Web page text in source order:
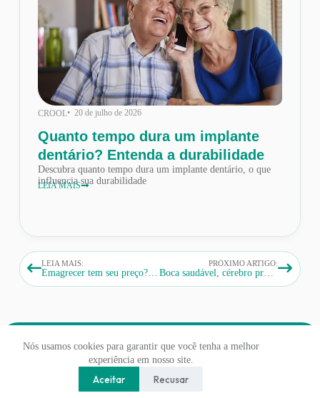
Nós usamos cookies para garantir que você tenha a melhor
experiência em nosso site.
Aceitar Recusar
CROOL• 20 de julho de 2026
Quanto tempo dura um implante
dentário? Entenda a durabilidade
Descubra quanto tempo dura um implante dentário, o que
influencia sua durabilidade
LEIA MAIS
LEIA MAIS:
Emagrecer tem seu preço? O impacto do Ozempic na saúde bucal
PRÓXIMO ARTIGO:
CROOL - CENTRO ODONTÓLOGICO © 2026